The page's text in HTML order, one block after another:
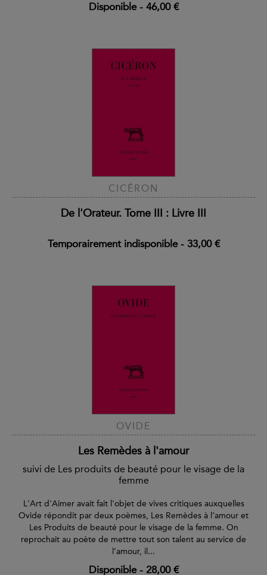
Disponible- 46,00 €
CICÉRON
De l'Orateur. Tome III : Livre III
Temporairement indisponible- 33,00 €
OVIDE
Les Remèdes à l'amour
suivi de Les produits de beauté pour le visage de la
femme
L'Art d'Aimer avait fait l'objet de vives critiques auxquelles
Ovide répondit par deux poèmes, Les Remèdes à l’amour et
Les Produits de beauté pour le visage de la femme. On
reprochait au poète de mettre tout son talent au service de
l’amour, il...
Disponible- 28,00 €